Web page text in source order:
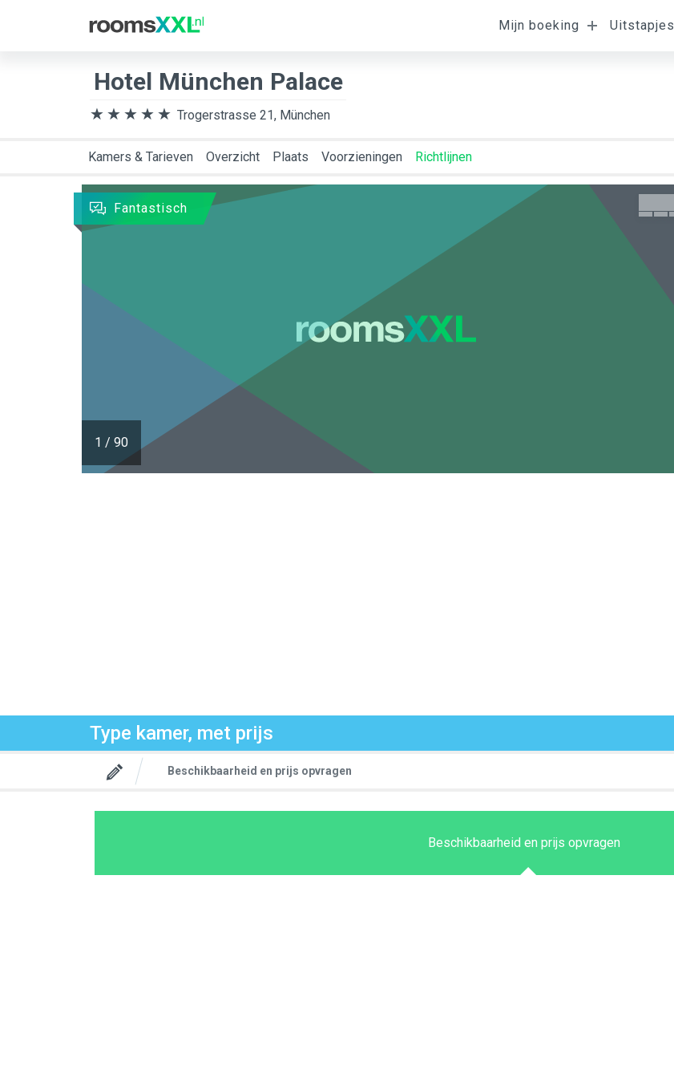
Mijn boeking Uitstapjes
Bestemming
Ligging van de
kamer
Hotel München Palace
Trogerstrasse 21, München
Kamers & Tarieven Overzicht Plaats Voorzieningen Richtlijnen
1 / 90
Fantastisch
Type kamer, met prijs
Beschikbaarheid en prijs opvragen
Beschikbaarheid en prijs opvragen